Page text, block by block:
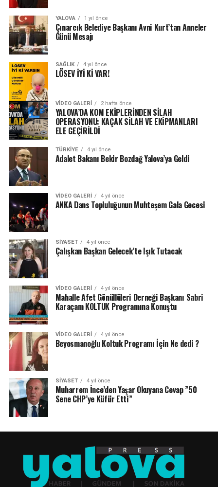
YALOVA 1 yıl önce
Çınarcık Belediye Başkanı Avni Kurt’tan Anneler
Günü Mesajı
SAĞLIK 4 yıl önce
LÖSEV İYİ Kİ VAR!
VIDEO GALERI 2 hafta önce
YALOVA’DA KOM EKİPLERİNDEN SİLAH
OPERASYONU: KAÇAK SİLAH VE EKİPMANLARI
ELE GEÇİRİLDİ
TÜRKIYE 4 yıl önce
Adalet Bakanı Bekir Bozdağ Yalova’ya Geldi
VIDEO GALERI 4 yıl önce
ANKA Dans Topluluğunun Muhteşem Gala Gecesi
SIYASET 4 yıl önce
Çalışkan Başkan Gelecek’te Işık Tutacak
VIDEO GALERI 4 yıl önce
Mahalle Afet Gönüllüleri Derneği Başkanı Sabri
Karaçam KOLTUK Programına Konuştu
VIDEO GALERI 4 yıl önce
Beyosmanoğlu Koltuk Programı İçin Ne dedi ?
SIYASET 4 yıl önce
Muharrem İnce’den Yaşar Okuyana Cevap ”50
Sene CHP’ye Küfür Etti”